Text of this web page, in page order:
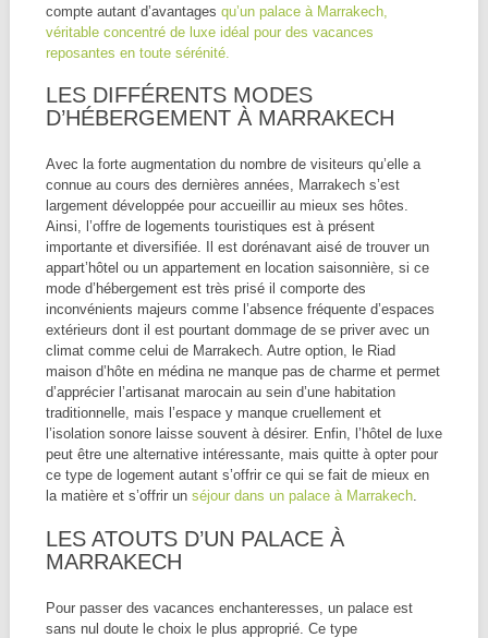
compte autant d’avantages qu’un palace à Marrakech,
véritable concentré de luxe idéal pour des vacances
reposantes en toute sérénité.
LES DIFFÉRENTS MODES
D’HÉBERGEMENT À MARRAKECH
Avec la forte augmentation du nombre de visiteurs qu’elle a
connue au cours des dernières années, Marrakech s’est
largement développée pour accueillir au mieux ses hôtes.
Ainsi, l’offre de logements touristiques est à présent
importante et diversifiée. Il est dorénavant aisé de trouver un
appart’hôtel ou un appartement en location saisonnière, si ce
mode d’hébergement est très prisé il comporte des
inconvénients majeurs comme l’absence fréquente d’espaces
extérieurs dont il est pourtant dommage de se priver avec un
climat comme celui de Marrakech. Autre option, le Riad
maison d’hôte en médina ne manque pas de charme et permet
d’apprécier l’artisanat marocain au sein d’une habitation
traditionnelle, mais l’espace y manque cruellement et
l’isolation sonore laisse souvent à désirer. Enfin, l’hôtel de luxe
peut être une alternative intéressante, mais quitte à opter pour
ce type de logement autant s’offrir ce qui se fait de mieux en
la matière et s’offrir un séjour dans un palace à Marrakech.
LES ATOUTS D’UN PALACE À
MARRAKECH
Pour passer des vacances enchanteresses, un palace est
sans nul doute le choix le plus approprié. Ce type